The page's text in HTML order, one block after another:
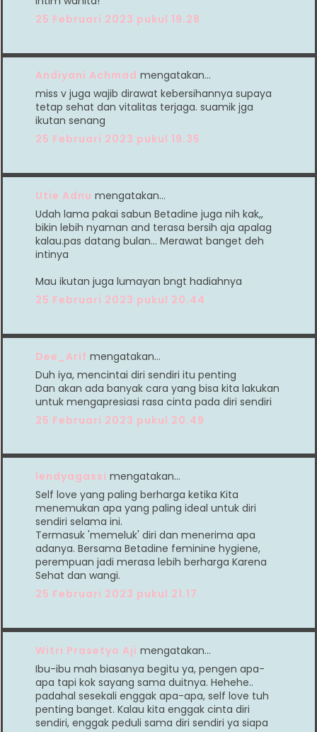
25 Februari 2023 pukul 19.28
Andiyani Achmad mengatakan…
miss v juga wajib dirawat kebersihannya supaya
tetap sehat dan vitalitas terjaga. suamik jga
ikutan senang
25 Februari 2023 pukul 19.35
Utie Adnu mengatakan…
Udah lama pakai sabun Betadine juga nih kak,,
bikin lebih nyaman and terasa bersih aja apalag
kalau.pas datang bulan... Merawat banget deh
intinya
Mau ikutan juga lumayan bngt hadiahnya
25 Februari 2023 pukul 20.44
Dee_Arif mengatakan…
Duh iya, mencintai diri sendiri itu penting
Dan akan ada banyak cara yang bisa kita lakukan
untuk mengapresiasi rasa cinta pada diri sendiri
25 Februari 2023 pukul 20.49
lendyagassi mengatakan…
Self love yang paling berharga ketika Kita
menemukan apa yang paling ideal untuk diri
sendiri selama ini.
Termasuk 'memeluk' diri dan menerima apa
adanya. Bersama Betadine feminine hygiene,
perempuan jadi merasa lebih berharga Karena
Sehat dan wangi.
25 Februari 2023 pukul 21.17
Witri Prasetyo Aji mengatakan…
Ibu-ibu mah biasanya begitu ya, pengen apa-
apa tapi kok sayang sama duitnya. Hehehe..
padahal sesekali enggak apa-apa, self love tuh
penting banget. Kalau kita enggak cinta diri
sendiri, enggak peduli sama diri sendiri ya siapa